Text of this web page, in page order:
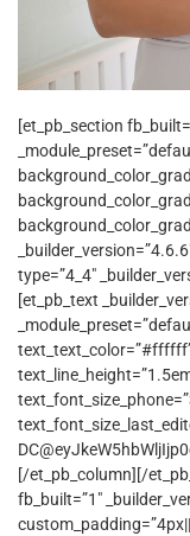
[et_pb_section
type=”4_4″
[et_pb_text
[/et_pb_column][/
fb_built=”1″